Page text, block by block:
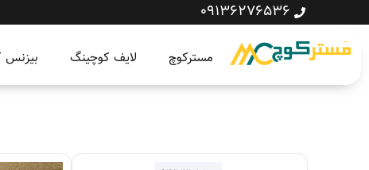
09136276536
مسترکوچ لایف کوچینگ بیزنس